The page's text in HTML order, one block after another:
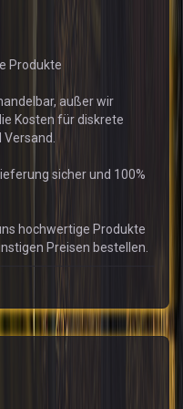
Produkte
außer wir
Kosten für diskrete
sicher und 100%
hochwertige Produkte
Preisen bestellen.